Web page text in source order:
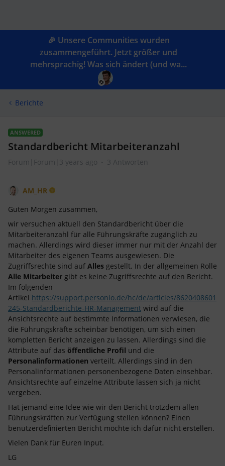
🎉 Unsere Communities wurden
zusammengeführt. Jetzt größer und
mehrsprachig! Was sich ändert (und wa...
Berichte
ANSWERED
Standardbericht Mitarbeiteranzahl
Forum|Forum|3 years ago 3 Antworten
AM_HR
Guten Morgen zusammen,
wir versuchen aktuell den Standardbericht über die
Mitarbeiteranzahl für alle Führungskräfte zugänglich zu
machen. Allerdings wird dieser immer nur mit der Anzahl der
Mitarbeiter des eigenen Teams ausgewiesen. Die
Zugriffsrechte sind auf Alles gestellt. In der allgemeinen Rolle
Alle Mitarbeiter gibt es keine Zugriffsrechte auf den Bericht.
Im folgenden
Artikel https://support.personio.de/hc/de/articles/8620408601
245-Standardberichte-HR-Management wird auf die
Ansichtsrechte auf bestimmte Informationen verwiesen, die
die Führungskräfte scheinbar benötigen, um sich einen
kompletten Bericht anzeigen zu lassen. Allerdings sind die
Attribute auf das öffentliche Profil und die
Personalinformationen verteilt. Allerdings sind in den
Personalinformationen personenbezogene Daten einsehbar.
Ansichtsrechte auf einzelne Attribute lassen sich ja nicht
vergeben.
Hat jemand eine Idee wie wir den Bericht trotzdem allen
Führungskräften zur Verfügung stellen können? Einen
benutzerdefinierten Bericht möchte ich dafür nicht erstellen.
Vielen Dank für Euren Input.
LG